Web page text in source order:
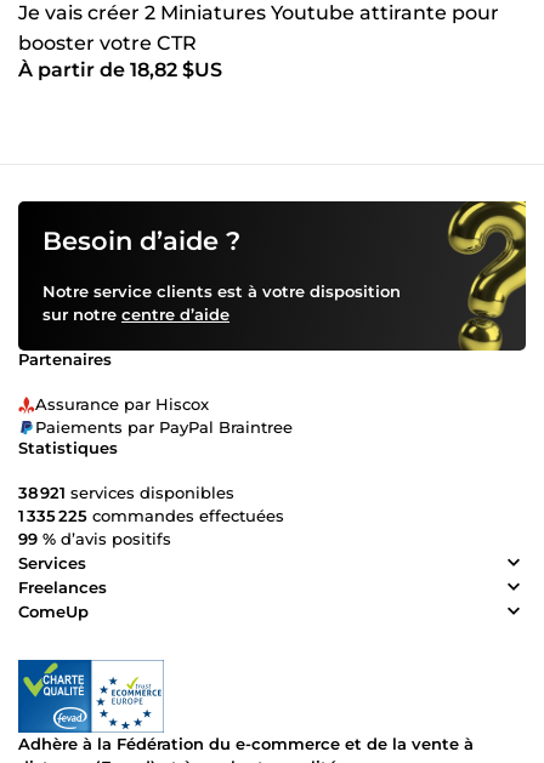
Je vais créer 2 Miniatures Youtube attirante pour
booster votre CTR
À partir de 18,82 $US
Besoin d’aide ?
Notre service clients est à votre disposition
sur notre centre d’aide
Partenaires
Assurance par Hiscox
Paiements par PayPal Braintree
Statistiques
38 921 services disponibles
1 335 225 commandes effectuées
99 % d’avis positifs
Services
Freelances
ComeUp
Adhère à la Fédération du e-commerce et de la vente à